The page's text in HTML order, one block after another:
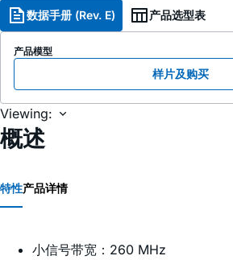
数据手册 (Rev. E) 产品选型表
产品模型
样片及购买
Viewing:
概述
特性产品详情
小信号带宽：260 MHz